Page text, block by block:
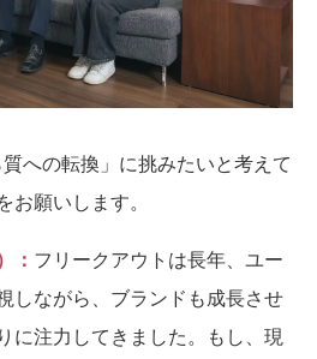
への転換」に挑みたいと考えて
願いします。
： フリークアウトは長年、ユー
しながら、ブランドも成長させ
に注力してきました。もし、現